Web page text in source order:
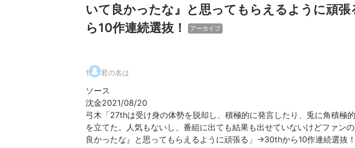
いて良かったな』と思ってもらえるように頑
ら10作連続選抜！
アーカイブ
1. 君の名は
ソース
沈金2021/08/20
弓木「27thは受け身の体勢を脱却し、積極的に発言したり、兎に角積極
を立てた。人気もないし、番組に出ても結果も出せていないけどファン
良かったな』と思ってもらえるように頑張る」→30thから10作連続選抜！